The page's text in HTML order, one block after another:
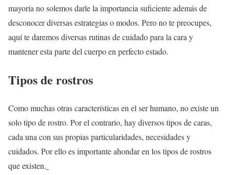
mayoría no solemos darle la importancia suficiente además de
desconocer diversas estrategias o modos. Pero no te preocupes,
aquí te daremos diversas rutinas de cuidado para la cara y
mantener esta parte del cuerpo en perfecto estado.
Tipos de rostros
Como muchas otras características en el ser humano, no existe un
solo tipo de rostro. Por el contrario, hay diversos tipos de caras,
cada una con sus propias particularidades, necesidades y
cuidados. Por ello es importante ahondar en los tipos de rostros
que existen.